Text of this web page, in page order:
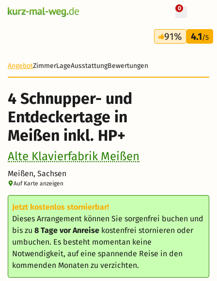
0
4 Tage
229 €
91% 4.1/5
AngebotZimmerLageAusstattungBewertungen
4 Schnupper- und
Entdeckertage in
Meißen inkl. HP+
Alte Klavierfabrik Meißen
Meißen, Sachsen
Auf Karte anzeigen
Jetzt kostenlos stornierbar!
Dieses Arrangement können Sie sorgenfrei buchen und
bis zu 8 Tage vor Anreise kostenfrei stornieren oder
umbuchen. Es besteht momentan keine
Notwendigkeit, auf eine spannende Reise in den
kommenden Monaten zu verzichten.